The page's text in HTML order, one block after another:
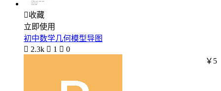
收藏
立即使用
初中数学几何模型导图
 2.3k  1  0
￥5